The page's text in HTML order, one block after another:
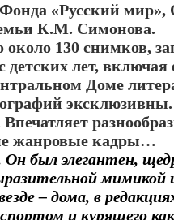
«Русский мир»,
К.М. Симонова.
130 снимков,
лет, включая
Доме
жанровые кадры…
был элегантен,
– дома, в
и курящего